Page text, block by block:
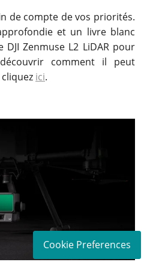
de compte de vos priorités.
et un livre blanc
Zenmuse L2 LiDAR pour
comment il peut
ici.
Cookie Preferences